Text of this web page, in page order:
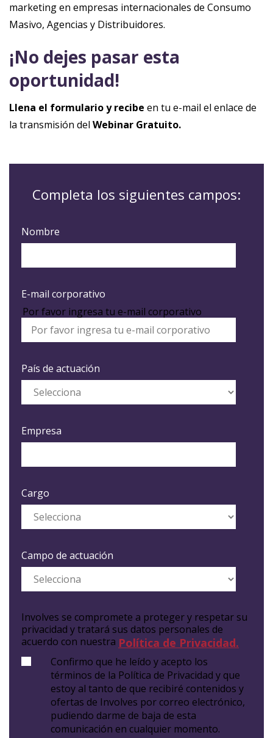
marketing en empresas internacionales de Consumo
Masivo, Agencias y Distribuidores.
¡No dejes pasar esta
oportunidad!
Llena el formulario y recibe en tu e-mail el enlace de
la transmisión del Webinar Gratuito.
Completa los siguientes campos:
Nombre
E-mail corporativo
Por favor ingresa tu e-mail corporativo
País de actuación
Empresa
Cargo
Campo de actuación
Involves se compromete a proteger y respetar su
privacidad y tratará sus datos personales de
acuerdo con nuestra Política de Privacidad.
Confirmo que he leído y acepto los
términos de la Política de Privacidad y que
estoy al tanto de que recibiré contenidos y
ofertas de Involves por correo electrónico,
pudiendo darme de baja de esta
comunicación en cualquier momento.